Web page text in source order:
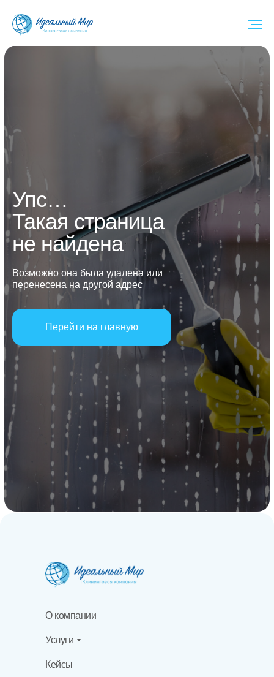
Упс…
Такая страница
не найдена
Возможно она была удалена или
перенесена на другой адрес
Перейти на главную
Услуги
О компании
Кейсы